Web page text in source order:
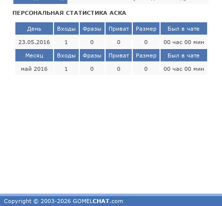
ПЕРСОНАЛЬНАЯ СТАТИСТИКА АСКА
День Входы Фразы Приват Размер Был в чате
23.05.2016 1 0 0 0 00 час 00 мин
Месяц Входы Фразы Приват Размер Был в чате
май 2016 1 0 0 0 00 час 00 мин
Copyright © 2003-2026 GOMEL CHAT.com